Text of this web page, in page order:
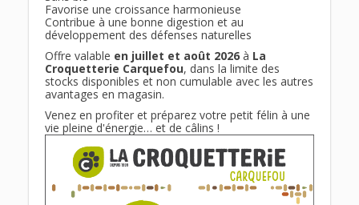
Favorise une croissance harmonieuse
Contribue à une bonne digestion et au
développement des défenses naturelles
Offre valable en juillet et août 2026 à La
Croquetterie Carquefou, dans la limite des
stocks disponibles et non cumulable avec les autres
avantages en magasin.
Venez en profiter et préparez votre petit félin à une
vie pleine d'énergie… et de câlins !